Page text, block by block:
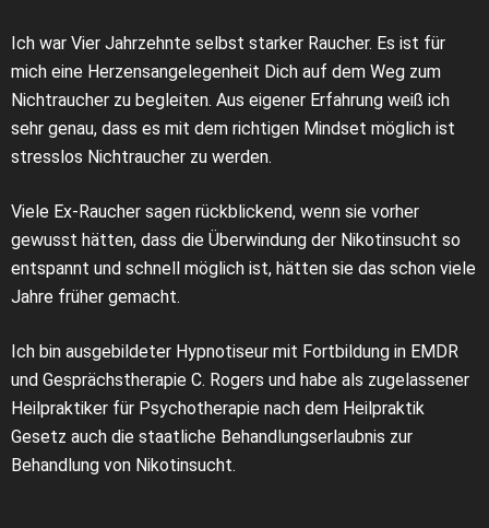
Ich war Vier Jahrzehnte selbst starker Raucher. Es ist für
mich eine Herzensangelegenheit Dich auf dem Weg zum
Nichtraucher zu begleiten. Aus eigener Erfahrung weiß ich
sehr genau, dass es mit dem richtigen Mindset möglich ist
stresslos Nichtraucher zu werden.
Viele Ex-Raucher sagen rückblickend, wenn sie vorher
gewusst hätten, dass die Überwindung der Nikotinsucht so
entspannt und schnell möglich ist, hätten sie das schon viele
Jahre früher gemacht.
Ich bin ausgebildeter Hypnotiseur mit Fortbildung in EMDR
und Gesprächstherapie C. Rogers und habe als zugelassener
Heilpraktiker für Psychotherapie nach dem Heilpraktik
Gesetz auch die staatliche Behandlungserlaubnis zur
Behandlung von Nikotinsucht.